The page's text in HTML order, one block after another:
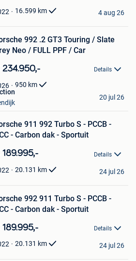
16.599 km 4 aug 26
992 .2 GT3 Touring / Slate
Neo / FULL PPF / Car
Details
950 km
20 jul 26
911 992 Turbo S - PCCB -
- Carbon dak - Sportuit
Details
20.131 km 24 jul 26
992 911 Turbo S - PCCB -
- Carbon dak - Sportuit
Details
20.131 km 24 jul 26